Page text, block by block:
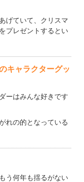
げていて、クリスマ
プレゼントするとい
キャラクターグッ
ーはみんな好きです
れの的となっている
う何年も揺るがない